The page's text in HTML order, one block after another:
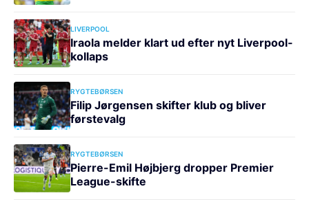
LIVERPOOL
Iraola melder klart ud efter nyt Liverpool-
kollaps
RYGTEBØRSEN
Filip Jørgensen skifter klub og bliver
førstevalg
RYGTEBØRSEN
Pierre-Emil Højbjerg dropper Premier
League-skifte